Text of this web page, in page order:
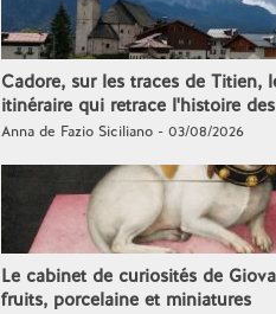
Cadore, sur les traces de Titien,
itinéraire qui retrace l'histoire
Anna de Fazio Siciliano - 03/08/2026
Le cabinet de curiosités de
fruits, porcelaine et miniatures